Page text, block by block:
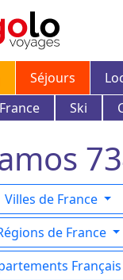
Séjours
Ski
Villes de France
de France
Français